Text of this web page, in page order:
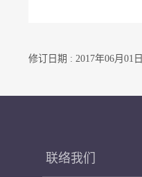
修订日期 : 2017年06月01日
联络我们